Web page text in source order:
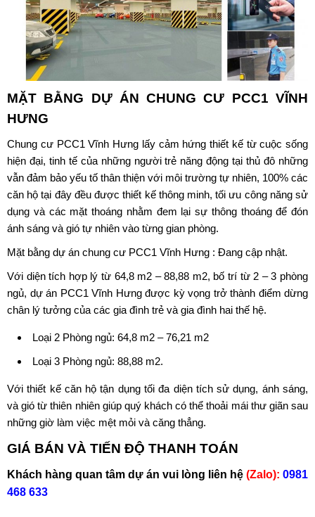
MẶT BẰNG DỰ ÁNCHUNG CƯ PCC1 VĨNH
HƯNG
Chung cư PCC1 Vĩnh Hưng lấy cảm hứng thiết kế từ cuộc sống
hiện đại, tinh tế của những người trẻ năng động tại thủ đô những
vẫn đảm bảo yếu tố thân thiện với môi trường tự nhiên, 100% các
căn hộ tại đây đều được thiết kế thông minh, tối ưu công năng sử
dụng và các mặt thoáng nhằm đem lại sự thông thoáng để đón
ánh sáng và gió tự nhiên vào từng gian phòng.
Mặt bằng dự án chung cư PCC1 Vĩnh Hưng : Đang cập nhật.
Với diện tích hợp lý từ 64,8 m2 – 88,88 m2, bố trí từ 2 – 3 phòng
ngủ, dự án PCC1 Vĩnh Hưng được kỳ vọng trở thành điểm dừng
chân lý tưởng của các gia đình trẻ và gia đình hai thế hệ.
Loại 2 Phòng ngủ: 64,8 m2 – 76,21 m2
Loại 3 Phòng ngủ: 88,88 m2.
Với thiết kế căn hộ tận dụng tối đa diện tích sử dụng, ánh sáng,
và gió từ thiên nhiên giúp quý khách có thể thoải mái thư giãn sau
những giờ làm việc mệt mỏi và căng thẳng.
GIÁ BÁN VÀ TIẾN ĐỘ THANH TOÁN
Khách hàng quan tâm dự án vui lòng liên hệ (Zalo): 0981
468 633